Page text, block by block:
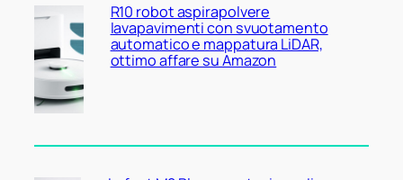
R10 robot aspirapolvere
lavapavimenti con svuotamento
automatico e mappatura LiDAR,
ottimo affare su Amazon